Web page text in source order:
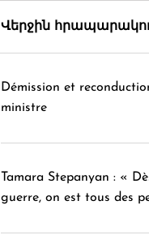
Վերջին
Démission et
ministre
Tamara Stepanyan : «
guerre, on est tous des